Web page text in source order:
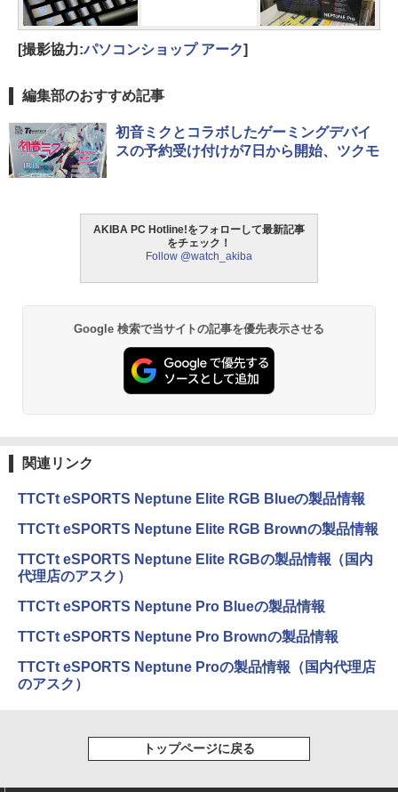
[撮影協力:パソコンショップ アーク]
編集部のおすすめ記事
初音ミクとコラボしたゲーミングデバイ
スの予約受け付けが7日から開始、ツクモ
AKIBA PC Hotline!をフォローして最新記事
をチェック！
Follow @watch_akiba
Google 検索で当サイトの記事を優先表示させる
関連リンク
TTCTt eSPORTS Neptune Elite RGB Blueの製品情報
TTCTt eSPORTS Neptune Elite RGB Brownの製品情報
TTCTt eSPORTS Neptune Elite RGBの製品情報（国内
代理店のアスク）
TTCTt eSPORTS Neptune Pro Blueの製品情報
TTCTt eSPORTS Neptune Pro Brownの製品情報
TTCTt eSPORTS Neptune Proの製品情報（国内代理店
のアスク）
トップページに戻る